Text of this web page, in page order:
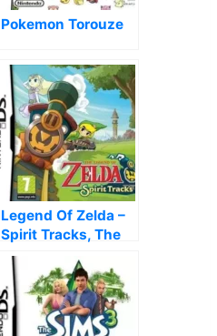
Pokemon Torouze
Legend Of Zelda –
Spirit Tracks, The
(EU)